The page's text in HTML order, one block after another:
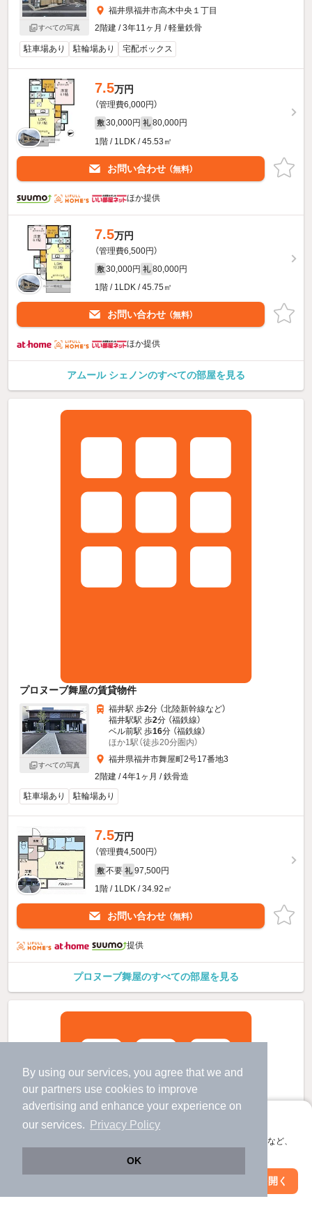
By using our services, you agree that we and
our partners use cookies to improve
advertising and enhance your experience on
our services.
Privacy Policy
OK
アプリに切り替えて、サクサクお部屋探し
会員登録なしですぐ使える。マップ検索やお気に入り保存など、
アプリを開く
すべての写真
福井県福井市高木中央１丁目
2階建 / 3年11ヶ月 / 軽量鉄骨
駐車場あり 駐輪場あり 宅配ボックス
7.5万円
（管理費6,000円）
敷 30,000円 礼 80,000円
1階 / 1LDK / 45.53㎡
お問い合わせ （無料）
ほか提供
7.5万円
（管理費6,500円）
敷 30,000円 礼 80,000円
1階 / 1LDK / 45.75㎡
お問い合わせ （無料）
ほか提供
アムール シェノンのすべての部屋を見る
プロヌーブ舞屋の賃貸物件
すべての写真
福井駅 歩2分 （北陸新幹線など）
福井駅駅 歩2分 （福鉄線）
ベル前駅 歩16分 （福鉄線）
ほか1駅（徒歩20分圏内）
福井県福井市舞屋町2号17番地3
2階建 / 4年1ヶ月 / 鉄骨造
駐車場あり
駐輪場あり
7.5万円
（管理費4,500円）
敷 不要 礼 97,500円
1階 / 1LDK / 34.92㎡
お問い合わせ （無料）
提供
プロヌーブ舞屋のすべての部屋を見る
絞り込み条件を変更